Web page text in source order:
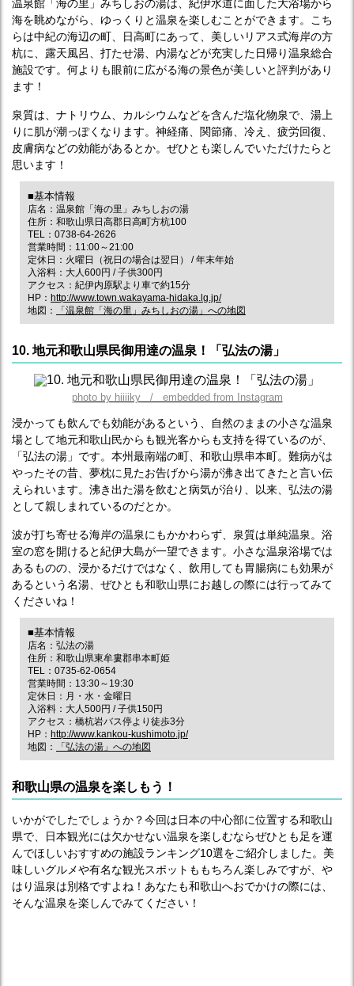
温泉館「海の里」みちしおの湯は、紀伊水道に面した大浴場から
海を眺めながら、ゆっくりと温泉を楽しむことができます。こち
らは中紀の海辺の町、日高町にあって、美しいリアス式海岸の方
杭に、露天風呂、打たせ湯、内湯などが充実した日帰り温泉総合
施設です。何よりも眼前に広がる海の景色が美しいと評判があり
ます！
泉質は、ナトリウム、カルシウムなどを含んだ塩化物泉で、湯上
りに肌が潮っぽくなります。神経痛、関節痛、冷え、疲労回復、
皮膚病などの効能があるとか。ぜひとも楽しんでいただけたらと
思います！
■基本情報
店名：温泉館「海の里」みちしおの湯
住所：和歌山県日高郡日高町方杭100
TEL：0738-64-2626
営業時間：11:00～21:00
定休日：火曜日（祝日の場合は翌日） / 年末年始
入浴料：大人600円 / 子供300円
アクセス：紀伊内原駅より車で約15分
HP： http://www.town.wakayama-hidaka.lg.jp/
地図：
「温泉館「海の里」みちしおの湯」への地図
10. 地元和歌山県民御用達の温泉！「弘法の湯」
photo by hiiiiky / embedded from Instagram
浸かっても飲んでも効能があるという、自然のままの小さな温泉
場として地元和歌山民からも観光客からも支持を得ているのが、
「弘法の湯」です。本州最南端の町、和歌山県串本町。難病がは
やったその昔、夢枕に見たお告げから湯が沸き出てきたと言い伝
えられいます。沸き出た湯を飲むと病気が治り、以来、弘法の湯
として親しまれているのだとか。
波が打ち寄せる海岸の温泉にもかかわらず、泉質は単純温泉。浴
室の窓を開けると紀伊大島が一望できます。小さな温泉浴場では
あるものの、浸かるだけではなく、飲用しても胃腸病にも効果が
あるという名湯、ぜひとも和歌山県にお越しの際には行ってみて
くださいね！
■基本情報
店名：弘法の湯
住所：和歌山県東牟婁郡串本町姫
TEL：0735-62-0654
営業時間：13:30～19:30
定休日：月・水・金曜日
入浴料：大人500円 / 子供150円
アクセス：橋杭岩バス停より徒歩3分
HP： http://www.kankou-kushimoto.jp/
地図：
「弘法の湯」への地図
和歌山県の温泉を楽しもう！
いかがでしたでしょうか？今回は日本の中心部に位置する和歌山
県で、日本観光には欠かせない温泉を楽しむならぜひとも足を運
んでほしいおすすめの施設ランキング10選をご紹介しました。美
味しいグルメや有名な観光スポットももちろん楽しみですが、や
はり温泉は別格ですよね！あなたも和歌山へおでかけの際には、
そんな温泉を楽しんでみてください！